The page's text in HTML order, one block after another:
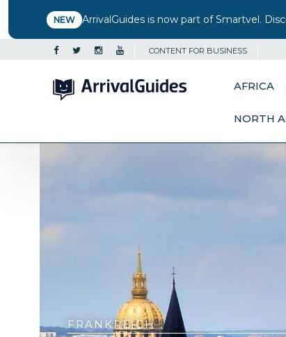
NEW ArrivalGuides is now part of Smartvel.
CONTENT FOR BUSINESS
AFRICA
NORTH
FRANKREICH